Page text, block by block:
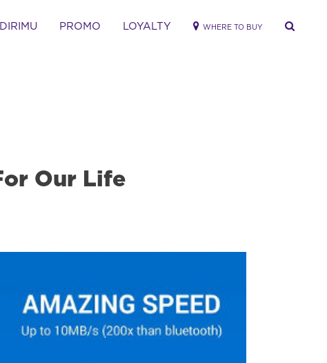
PROMO LOYALTY WHERE TO BUY
Our Life